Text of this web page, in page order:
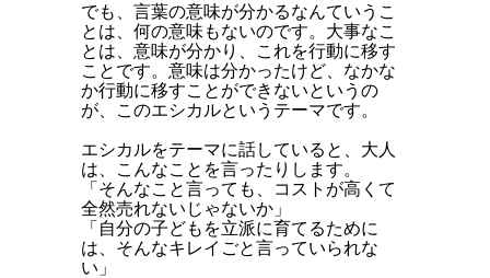
でも、言葉の意味が分かるなんていうこ
とは、何の意味もないのです。大事なこ
とは、意味が分かり、これを行動に移す
ことです。意味は分かったけど、なかな
か行動に移すことができないというの
が、このエシカルというテーマです。
エシカルをテーマに話していると、大人
は、こんなことを言ったりします。
「そんなこと言っても、コストが高くて
全然売れないじゃないか」
「自分の子どもを立派に育てるために
は、そんなキレイごと言っていられな
い」